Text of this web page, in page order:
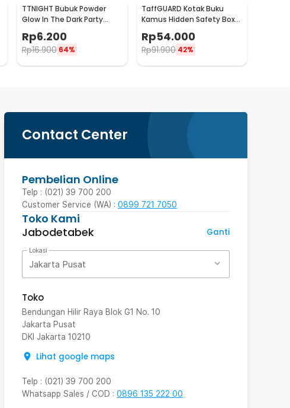
TTNIGHT Bubuk Powder
Glow In The Dark Party
Decoration 10g - T01
Rp6.200
Rp16.900 64%
TaffGUARD Kotak Buku
Kamus Hidden Safety Box
KB-10P
Rp54.000
Rp91.900 42%
Contact Center
Pembelian Online
Telp : (021) 39 700 200
Customer Service (WA) : 0899 721 7050
Toko Kami
Jabodetabek
Ganti
Lokasi
Jakarta Pusat
Toko
Bendungan Hilir Raya Blok G1 No. 10
Jakarta Pusat
DKI Jakarta 10210
Lihat google maps
Telp : (021) 39 700 200
Whatsapp Sales / COD : 0896 135 222 00